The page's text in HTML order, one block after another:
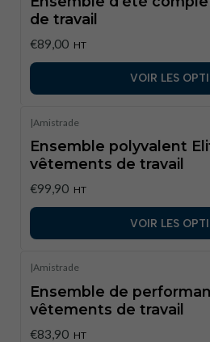
de travail
€89,00 HT
VOIR LES
|Amistrade
Ensemble polyvalent
vêtements de travail
€99,90 HT
VOIR LES
|Amistrade
Ensemble de
vêtements de travail
€83,90 HT